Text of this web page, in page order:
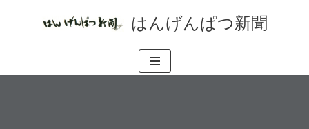
テ
はんげんぱつ新聞